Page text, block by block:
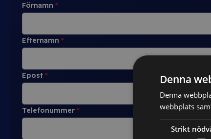
Förnamn *
Efternamn *
Epost *
Telefonummer *
Denna
Denna
webbplats
Strikt